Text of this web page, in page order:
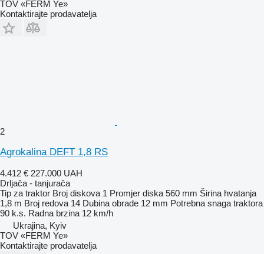
TOV «FERM Ye»
Kontaktirajte prodavatelja
2
Agrokalina DEFT 1,8 RS
4.412 € 227.000 UAH
Drljača - tanjurača
Tip za traktor Broj diskova 1 Promjer diska 560 mm Širina hvatanja
1,8 m Broj redova 14 Dubina obrade 12 mm Potrebna snaga traktora
90 k.s. Radna brzina 12 km/h
Ukrajina, Kyiv
TOV «FERM Ye»
Kontaktirajte prodavatelja